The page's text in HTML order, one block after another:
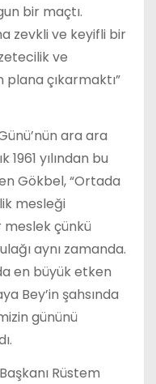
bir maçtı.
zevkli ve keyifli bir
ve
plana çıkarmaktı”
ara ara
yılından bu
Gökbel, “Ortada
mesleği
çünkü
aynı zamanda.
en büyük etken
Bey’in şahsında
gününü
Rüstem